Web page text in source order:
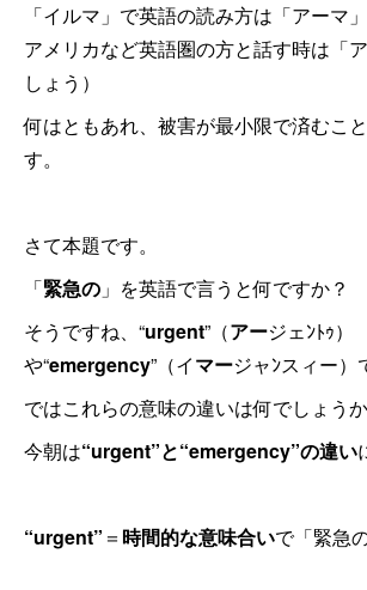
「イルマ」で英語の読み方は「アーマ
アメリカなど英語圏の方と話す時は「
しょう）
何はともあれ、被害が最小限で済むこ
す。
さて本題です。
「緊急の 」を英語で言うと何ですか？
そうですね、“urgent”（アージェﾝﾄｩ）
や“emergency”（イマージャﾝスィー）
ではこれらの意味の違いは何でしょう
今朝は“urgent”と“emergency”の違い
“urgent” ＝ 時間的な意味合いで「緊急の